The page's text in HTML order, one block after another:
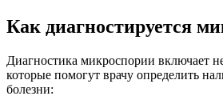
Как диагностируется
Диагностика микроспории включает
которые помогут врачу определить
болезни: